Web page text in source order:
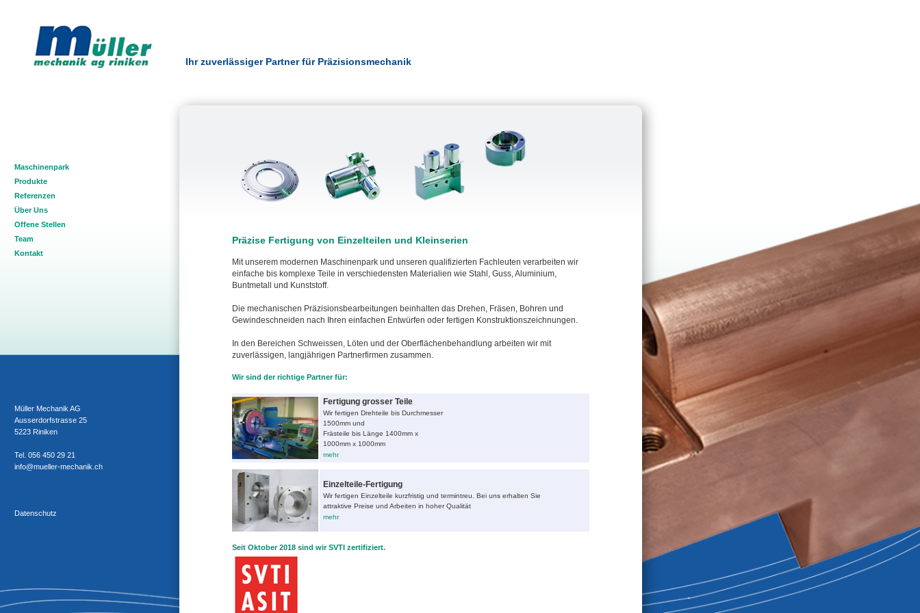
Ihr zuverlässiger Partner für Präzisionsmechanik
Maschinenpark
Produkte
Referenzen
Über Uns
Offene Stellen
Team
Kontakt
Müller Mechanik AG
Ausserdorfstrasse 25
5223 Riniken
Tel. 056 450 29 21
info@mueller-mechanik.ch
Datenschutz
Präzise Fertigung von Einzelteilen und Kleinserien
Mit unserem modernen Maschinenpark und unseren qualifizierten Fachleuten verarbeiten wir
einfache bis komplexe Teile in verschiedensten Materialien wie Stahl, Guss, Aluminium,
Buntmetall und Kunststoff.
Die mechanischen Präzisionsbearbeitungen beinhalten das Drehen, Fräsen, Bohren und
Gewindeschneiden nach Ihren einfachen Entwürfen oder fertigen Konstruktionszeichnungen.
In den Bereichen Schweissen, Löten und der Oberflächenbehandlung arbeiten wir mit
zuverlässigen, langjährigen Partnerfirmen zusammen.
Wir sind der richtige Partner für:
Fertigung grosser Teile
Wir fertigen Drehteile bis Durchmesser
1500mm und
Frästeile bis Länge 1400mm x
1000mm x 1000mm
mehr
Einzelteile-Fertigung
Wir fertigen Einzelteile kurzfristig und termintreu. Bei uns erhalten Sie
attraktive Preise und Arbeiten in hoher Qualität
mehr
Seit Oktober 2018 sind wir SVTI zertifiziert.